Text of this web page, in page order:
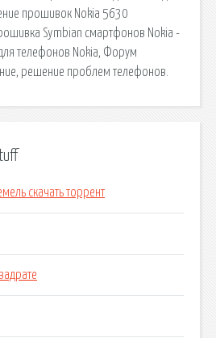
прошивок Nokia 5630
Symbian смартфонов Nokia -
телефонов Nokia, Форум
решение проблем телефонов.
скачать торрент